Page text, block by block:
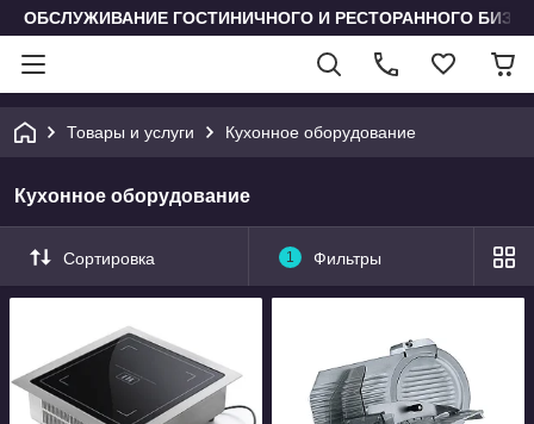
ОБСЛУЖИВАНИЕ ГОСТИНИЧНОГО И РЕСТОРАННОГО
Товары и услуги Кухонное оборудование
Кухонное оборудование
Сортировка 1 Фильтры